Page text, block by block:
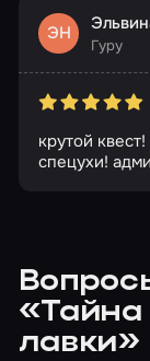
ЭН
Гуру
крутой
спецухи!
«Тайна
лавки»